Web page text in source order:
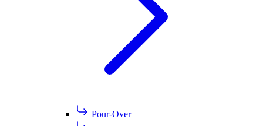
Pour-Over